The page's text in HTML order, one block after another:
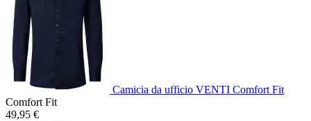
Camicia da ufficio VENTI Comfort Fit
Comfort Fit
49,95 €